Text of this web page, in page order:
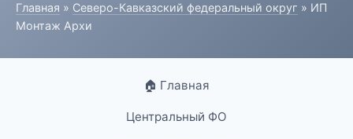
Главная » Северо-Кавказский федеральный округ » ИП
Монтаж Архи
🏠 Главная
Центральный ФО